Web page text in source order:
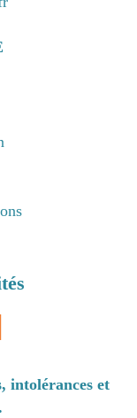
intolérances et